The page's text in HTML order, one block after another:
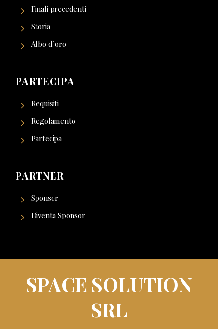
Finali precedenti
Storia
Albo d’oro
PARTECIPA
Requisiti
Regolamento
Partecipa
PARTNER
Sponsor
Diventa Sponsor
SPACE SOLUTION
SRL